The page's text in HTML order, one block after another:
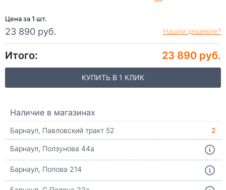
Цена за 1 шт.
23 890 руб. Нашли дешевле?
Итого: 23 890 руб.
КУПИТЬ В 1 КЛИК
Наличие в магазинах
Барнаул, Павловский тракт 52
2
Барнаул, Ползунова 44а
Барнаул, Попова 214